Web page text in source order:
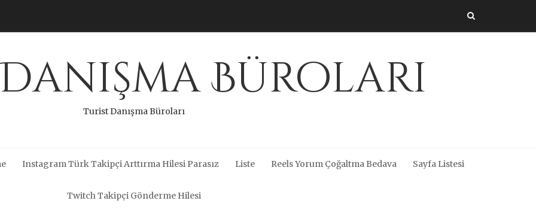
Büroları
Turist Danışma Büroları
Instagram Türk Takipçi Arttırma Hilesi Parasız Liste Reels Yorum Çoğaltma Bedava Sayfa Listesi
Twitch Takipçi Gönderme Hilesi